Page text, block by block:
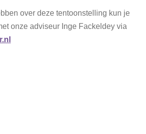
over deze tentoonstelling kun je
onze adviseur Inge Fackeldey via